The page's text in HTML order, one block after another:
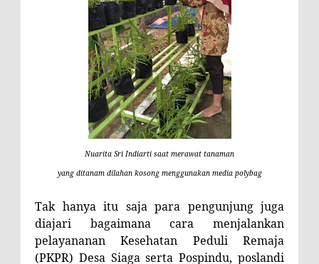
Nuarita Sri Indiarti saat merawat tanaman
yang ditanam dilahan kosong menggunakan media polybag
Tak hanya itu saja para pengunjung juga
diajari bagaimana cara menjalankan
pelayananan Kesehatan Peduli Remaja
(PKPR) Desa Siaga serta Pospindu, poslandi